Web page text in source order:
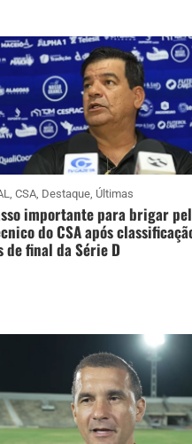
, CSA, Destaque, Últimas
importante para brigar
do CSA após
de final da Série D